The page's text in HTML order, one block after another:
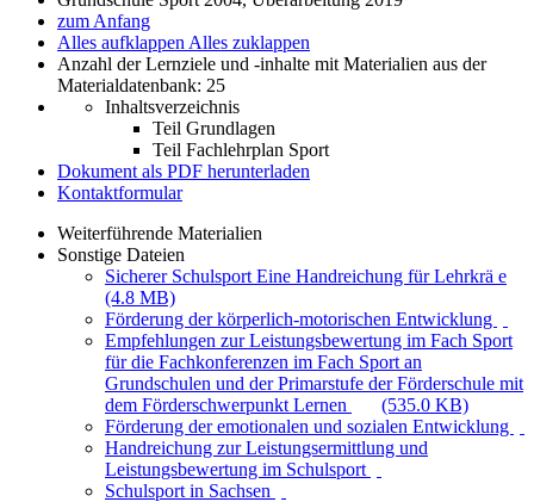
zum Anfang
Alles aufklappen Alles zuklappen
Anzahl der Lernziele und -inhalte mit Materialien aus der
Materialdatenbank: 25
Inhaltsverzeichnis
Teil Grundlagen
Teil Fachlehrplan Sport
Dokument als PDF herunterladen
Kontaktformular
Weiterführende Materialien
Sonstige Dateien
Sicherer Schulsport Eine Handreichung für Lehrkrä e
(4.8 MB)
Förderung der körperlich-motorischen Entwicklung
Empfehlungen zur Leistungsbewertung im Fach Sport
für die Fachkonferenzen im Fach Sport an
Grundschulen und der Primarstufe der Förderschule mit
dem Förderschwerpunkt Lernen
(535.0 KB)
Förderung der emotionalen und sozialen Entwicklung
Handreichung zur Leistungsermittlung und
Leistungsbewertung im Schulsport
Schulsport in Sachsen